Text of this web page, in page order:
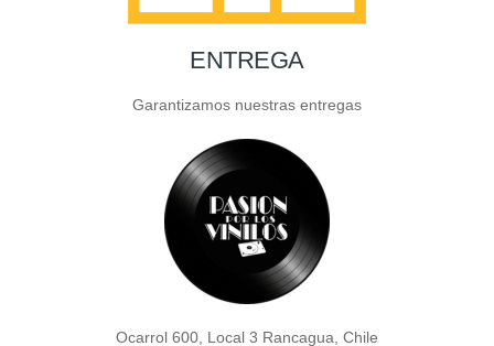
ENTREGA
Garantizamos nuestras entregas
Ocarrol 600, Local 3 Rancagua, Chile